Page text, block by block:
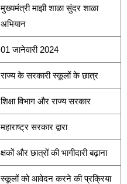
मुख्यमंत्री माझी शाळा सुंदर शाळा
अभियान
01 जानेवारी 2024
राज्य के सरकारी स्कूलों के छात्र
शिक्षा विभाग और राज्य सरकार
महाराष्ट्र सरकार द्वारा
क्षकों और छात्रों की भागीदारी बढ़ाना
स्कूलों को आवेदन करने की प्रक्रिया